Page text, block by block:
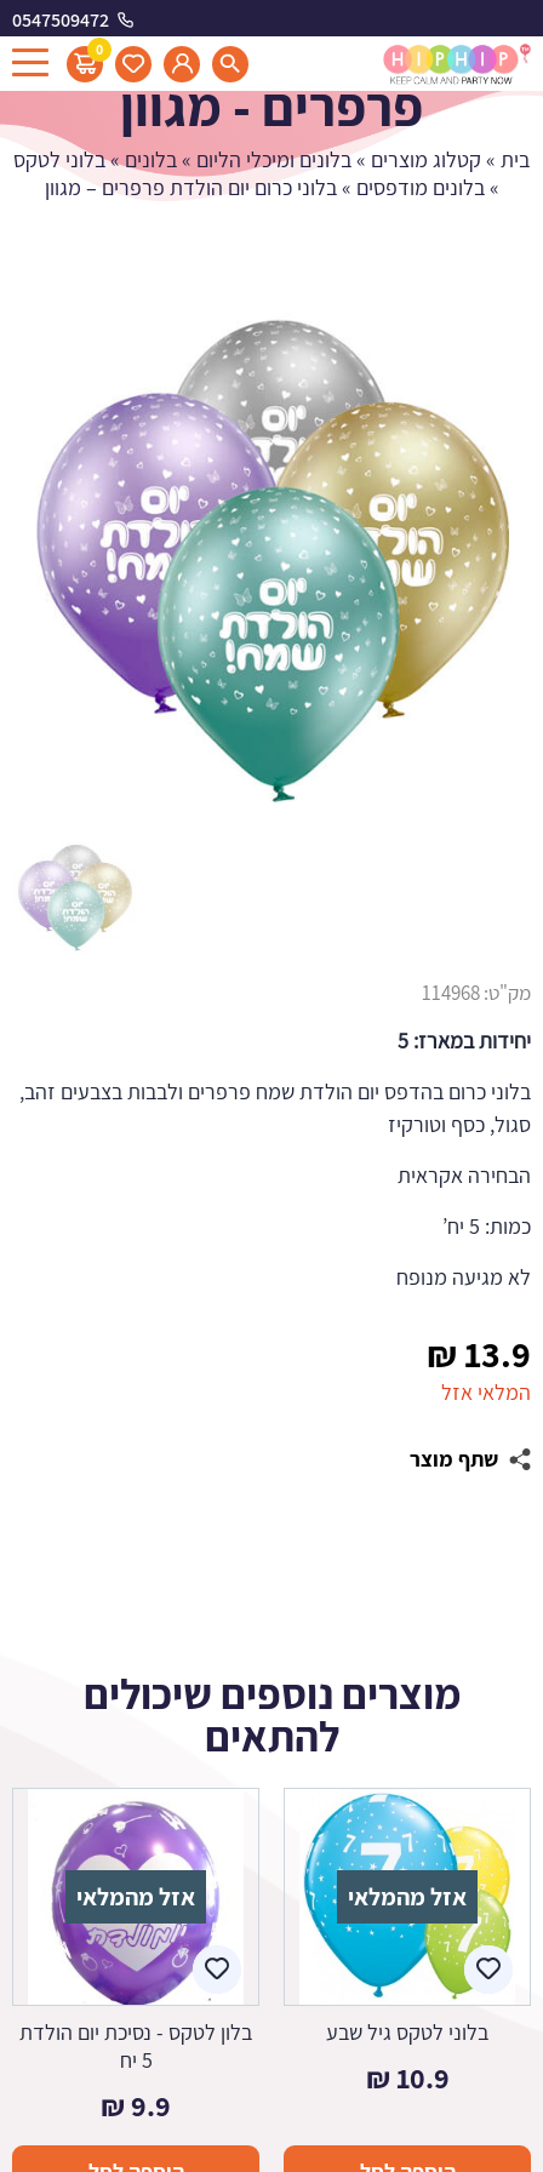
0547509472
0
בלוני כרום יום הולדת
פרפרים - מגוון
בית » קטלוג מוצרים »בלונים ומיכלי הליום »בלונים»בלוני לטקס
»בלונים מודפסים »בלוני כרום יום הולדת פרפרים – מגוון
13.9
₪
המלאי אזל
שתף מוצר
מק"ט:114968
יחידות במארז: 5
בלוני כרום בהדפס יום הולדת שמח פרפרים ולבבות בצבעים זהב,
סגול, כסף וטורקיז
הבחירה אקראית
כמות: 5 יח’
לא מגיעה מנופח
מוצרים נוספים שיכולים
להתאים
אזל מהמלאי
בלוני לטקס גיל שבע
10.9
₪
אזל מהמלאי
בלון לטקס - נסיכת יום הולדת
5 יח
9.9
₪